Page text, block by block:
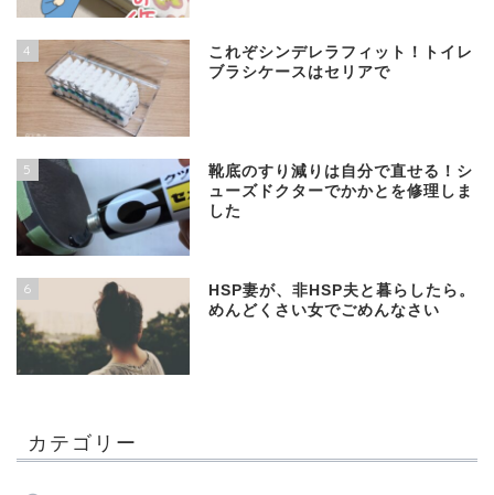
4
これぞシンデレラフィット！トイレ
ブラシケースはセリアで
5
靴底のすり減りは自分で直せる！シ
ューズドクターでかかとを修理しま
した
6
HSP妻が、非HSP夫と暮らしたら。
めんどくさい女でごめんなさい
カテゴリー